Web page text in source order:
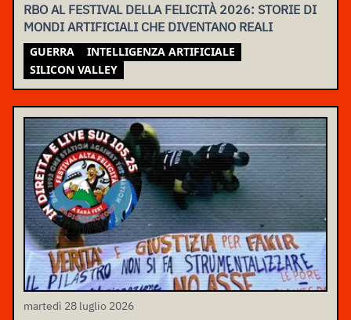
RBO AL FESTIVAL DELLA FELICITÀ 2026: STORIE DI
MONDI ARTIFICIALI CHE DIVENTANO REALI
GUERRA
INTELLIGENZA ARTIFICIALE
SILICON VALLEY
martedì 28 luglio 2026